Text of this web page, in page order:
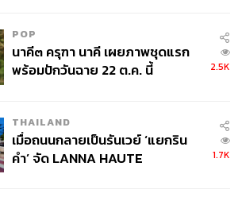
POP
นาคี๓ ครุฑา นาคี เผยภาพชุดแรก
พร้อมปักวันฉาย 22 ต.ค. นี้
2.5K
THAILAND
เมื่อถนนกลายเป็นรันเวย์ ‘แยกริน
คำ’ จัด LANNA HAUTE
1.7K